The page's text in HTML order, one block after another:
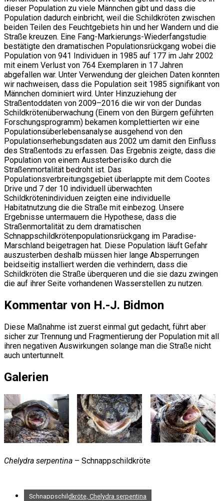
dieser Population zu viele Männchen gibt und dass die
Population dadurch einbricht, weil die Schildkröten zwischen
beiden Teilen des Feuchtgebiets hin und her Wandern und die
Straße kreuzen. Eine Fang-Markierungs-Wiederfangstudie
bestätigte den dramatischen Populationsrückgang wobei die
Population von 941 Individuen in 1985 auf 177 im Jahr 2002
mit einem Verlust von 764 Exemplaren in 17 Jahren
abgefallen war. Unter Verwendung der gleichen Daten konnten
wir nachweisen, dass die Population seit 1985 signifikant von
Männchen dominiert wird. Unter Hinzuziehung der
Straßentoddaten von 2009–2016 die wir von der Dundas
Schildkrötenüberwachung (Einem von den Bürgern geführten
Forschungsprogramm) bekamen komplettierten wir eine
Populationsüberlebensanalyse ausgehend von den
Populationserhebungsdaten aus 2002 um damit den Einfluss
des Straßentods zu erfassen. Das Ergebnis zeigte, dass die
Population von einem Aussterberisiko durch die
Straßenmortalität bedroht ist. Das
Populationsverbreitungsgebiet überlappte mit dem Cootes
Drive und 7 der 10 individuell überwachten
Schildkrötenindividuen zeigten eine individuelle
Habitatnutzung die die Straße mit einbezog. Unsere
Ergebnisse untermauern die Hypothese, dass die
Straßenmortalität zu dem dramatischen
Schnappschildkrötenpopulationsrückgang im Paradise-
Marschland beigetragen hat. Diese Population läuft Gefahr
auszusterben deshalb müssen hier lange Absperrungen
beidseitig installiert werden die verhindern, dass die
Schildkröten die Straße überqueren und die sie dazu zwingen
die auf ihrer Seite vorhandenen Wasserstellen zu nutzen.
Kommentar von H.-J. Bidmon
Diese Maßnahme ist zuerst einmal gut gedacht, führt aber
sicher zur Trennung und Fragmentierung der Population mit all
ihren negativen Auswirkungen solange man die Straße nicht
auch untertunnelt.
Galerien
Chelydra serpentina – Schnappschildkröte
Schnappschildkröte, Chelydra serpentina